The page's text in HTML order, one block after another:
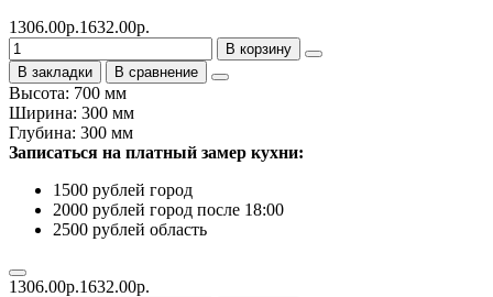
1306.00р.1632.00р.
В корзину
В закладки
В сравнение
Высота: 700 мм
Ширина: 300 мм
Глубина: 300 мм
Записаться на платный замер кухни:
1500 рублей город
2000 рублей город после 18:00
2500 рублей область
1306.00р.1632.00р.